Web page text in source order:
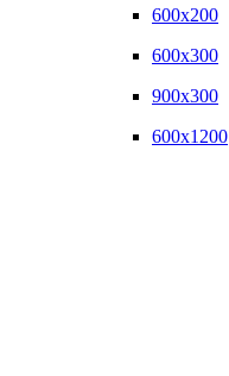
600x200
600x300
900x300
600x1200